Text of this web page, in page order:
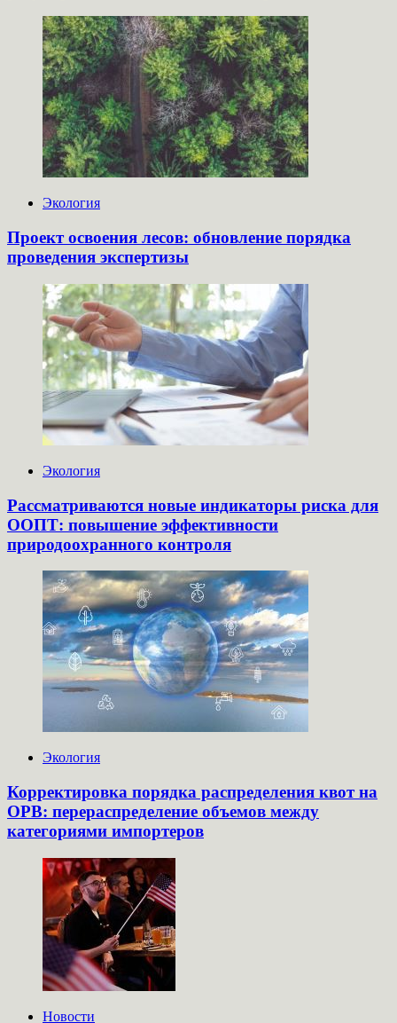
Экология
Проект освоения лесов: обновление порядка
проведения экспертизы
Экология
Рассматриваются новые индикаторы риска для
ООПТ: повышение эффективности
природоохранного контроля
Экология
Корректировка порядка распределения квот на
ОРВ: перераспределение объемов между
категориями импортеров
Новости